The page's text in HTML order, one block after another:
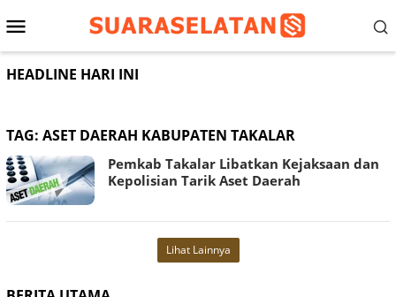
ke
Menu
Mobile
HEADLINE HARI INI
TAG: ASET DAERAH KABUPATEN TAKALAR
Pemkab Takalar Libatkan Kejaksaan dan
Kepolisian Tarik Aset Daerah
Lihat Lainnya